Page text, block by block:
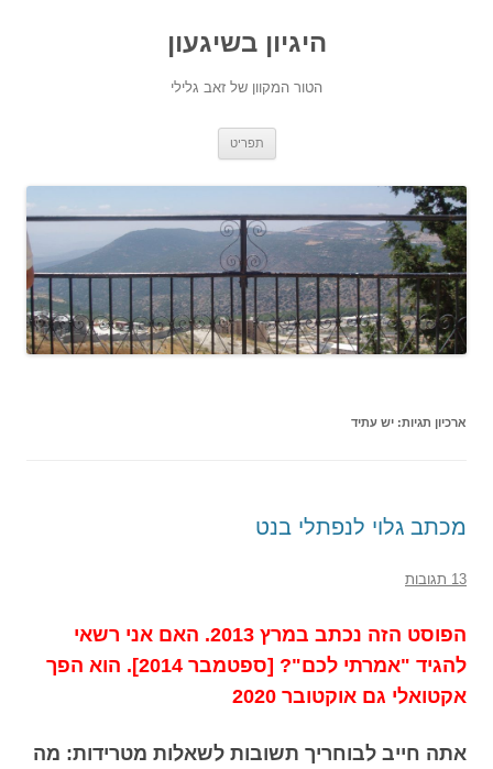
היגיון בשיגעון
הטור המקוון של זאב גלילי
תפריט
ארכיון תגיות: יש עתיד
מכתב גלוי לנפתלי בנט
13 תגובות
הפוסט הזה נכתב במרץ 2013. האם אני רשאי
להגיד "אמרתי לכם"? [ספטמבר 2014]. הוא הפך
אקטואלי גם אוקטובר 2020
אתה חייב לבוחריך תשובות לשאלות מטרידות: מה